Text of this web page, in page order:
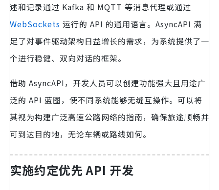
述和记录通过 Kafka 和 MQTT 等消息代理或通过
WebSockets 运行的 API 的通用语言。AsyncAPI 满
足了对事件驱动架构日益增长的需求，为系统提供了一
个进行稳健、双向对话的框架。
借助 AsyncAPI，开发人员可以创建功能强大且用途广
泛的 API 蓝图，使不同系统能够无缝互操作。可以将
其视为构建广泛高速公路网络的指南，确保旅途顺畅并
可到达目的地，无论车辆或路线如何。
实施约定优先 API 开发